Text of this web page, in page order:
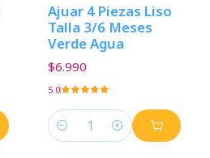
Ajuar 4 Piezas Liso
Talla 3/6 Meses
Verde Agua
$6.990
5.0
Cantidad